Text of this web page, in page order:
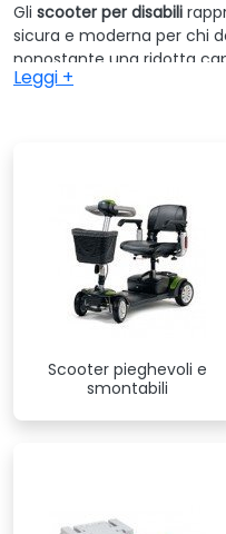
Gli scooter per disabili
sicura e moderna per chi
nonostante una ridotta
elettrici pensati per
Leggi +
Scooter pieghevoli e
smontabili